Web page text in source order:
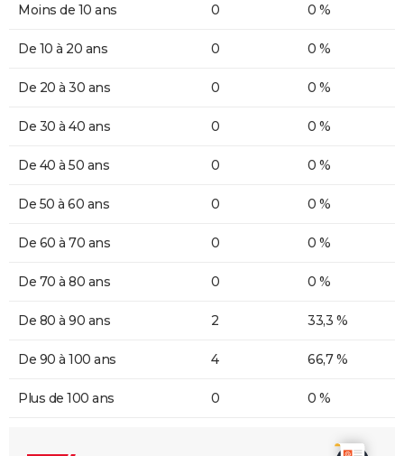
Moins de 10 ans 0 0 %
De 10 à 20 ans 0 0 %
De 20 à 30 ans 0 0 %
De 30 à 40 ans 0 0 %
De 40 à 50 ans 0 0 %
De 50 à 60 ans 0 0 %
De 60 à 70 ans 0 0 %
De 70 à 80 ans 0 0 %
De 80 à 90 ans 2 33,3 %
De 90 à 100 ans 4 66,7 %
Plus de 100 ans 0 0 %